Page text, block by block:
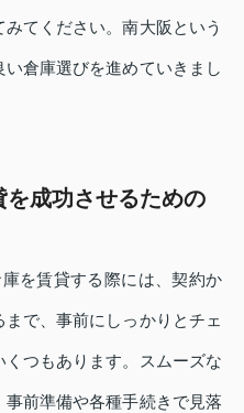
てください。南大阪という
倉庫選びを進めていきまし
成功させるための
を賃貸する際には、契約か
で、事前にしっかりとチェ
つもあります。スムーズな
前準備や各種手続きで見落